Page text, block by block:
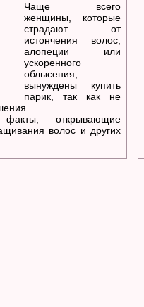
Чаще всего
женщины, которые
страдают от
истончения волос,
алопеции или
ускоренного
облысения,
вынуждены купить
парик, так как не
открывающие
волос и других